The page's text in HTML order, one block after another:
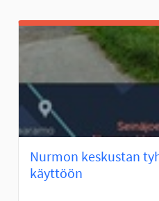
Nurmon keskustan
käyttöön